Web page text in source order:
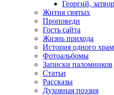
Георгий,
Жития святых
Проповеди
Гость сайта
Жизнь прихода
История одного
Фотоальбомы
Записки паломников
Статьи
Рассказы
Духовная поэзия